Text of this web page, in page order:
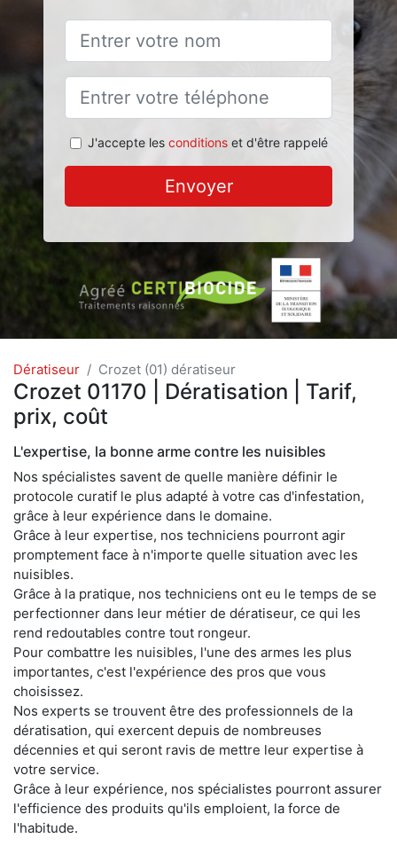
J'accepte les conditionset d'être rappelé
Envoyer
Dératiseur Crozet (01) dératiseur
Crozet 01170 | Dératisation | Tarif,
prix, coût
L'expertise, la bonne arme contre les nuisibles
Nos spécialistes savent de quelle manière définir le
protocole curatif le plus adapté à votre cas d'infestation,
grâce à leur expérience dans le domaine.
Grâce à leur expertise, nos techniciens pourront agir
promptement face à n'importe quelle situation avec les
nuisibles.
Grâce à la pratique, nos techniciens ont eu le temps de se
perfectionner dans leur métier de dératiseur, ce qui les
rend redoutables contre tout rongeur.
Pour combattre les nuisibles, l'une des armes les plus
importantes, c'est l'expérience des pros que vous
choisissez.
Nos experts se trouvent être des professionnels de la
dératisation, qui exercent depuis de nombreuses
décennies et qui seront ravis de mettre leur expertise à
votre service.
Grâce à leur expérience, nos spécialistes pourront assurer
l'efficience des produits qu'ils emploient, la force de
l'habitude.